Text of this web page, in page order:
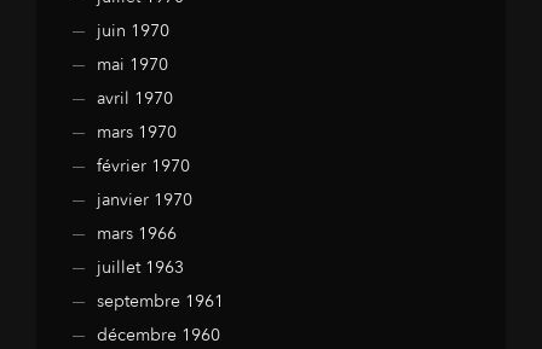
juin 1970
mai 1970
avril 1970
mars 1970
février 1970
janvier 1970
mars 1966
juillet 1963
septembre 1961
décembre 1960